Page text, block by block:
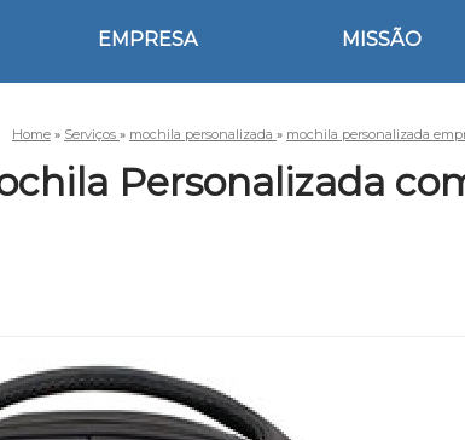
EMPRESA MISSÃO
Home » Serviços » mochila personalizada » mochila personalizada
Personalizada